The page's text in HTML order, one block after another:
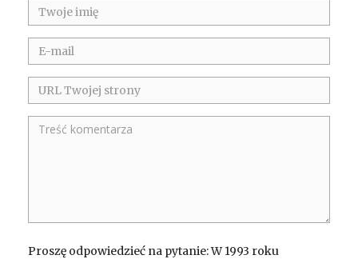
Proszę odpowiedzieć na pytanie: W 1993 roku